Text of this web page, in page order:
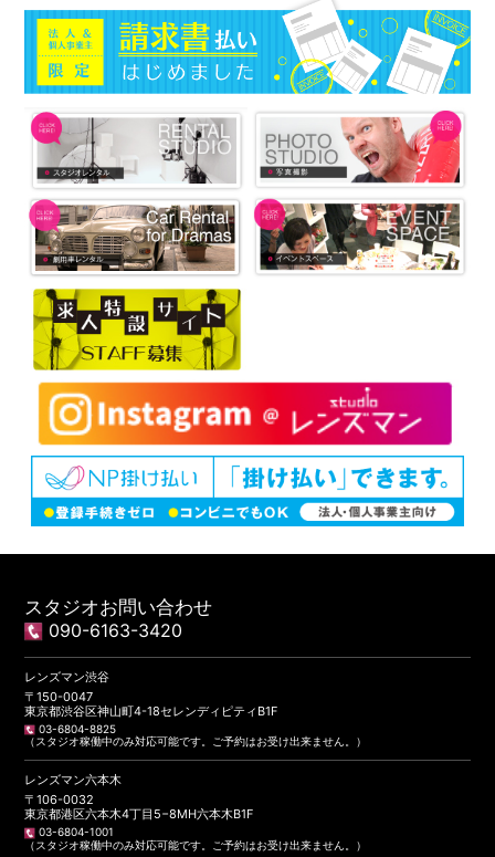
スタジオお問い合わせ
090-6163-3420
レンズマン渋谷
〒150-0047
東京都渋谷区神山町4-18セレンディピティB1F
03-6804-8825
（スタジオ稼働中のみ対応可能です。ご予約はお受け出来ません。）
レンズマン六本木
〒106-0032
東京都港区六本木4丁目5−8MH六本木B1F
03-6804-1001
（スタジオ稼働中のみ対応可能です。ご予約はお受け出来ません。）